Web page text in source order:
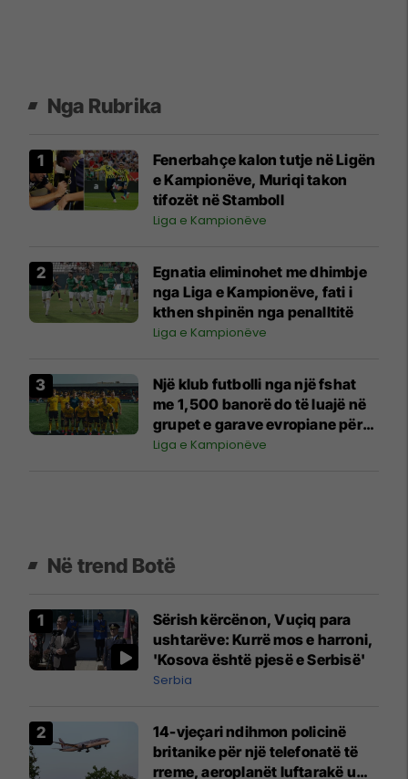
Nga Rubrika
Fenerbahçe kalon tutje në Ligën
e Kampionëve, Muriqi takon
tifozët në Stamboll
Liga e Kampionëve
Egnatia eliminohet me dhimbje
nga Liga e Kampionëve, fati i
kthen shpinën nga penalltitë
Liga e Kampionëve
Një klub futbolli nga një fshat
me 1,500 banorë do të luajë në
grupet e garave evropiane për
herë të parë në histori
Liga e Kampionëve
Në trend Botë
Sërish kërcënon, Vuçiq para
ushtarëve: Kurrë mos e harroni,
'Kosova është pjesë e Serbisë'
Serbia
14-vjeçari ndihmon policinë
britanike për një telefonatë të
rreme, aeroplanët luftarakë u